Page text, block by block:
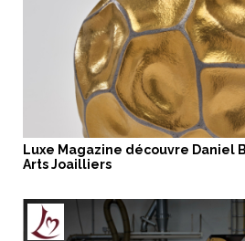
Luxe Magazine découvre Daniel
Arts Joailliers